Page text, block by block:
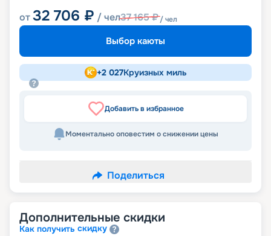
от32 706 ₽ / чел37 165₽/ чел
Выбор каюты
+2 027Круизных миль
Добавить в избранное
Моментально оповестим о снижении цены
Поделиться
Дополнительные скидки
Как получить скидку